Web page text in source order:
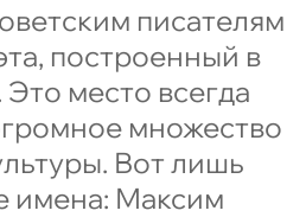
писателям
построенный в
Это место всегда
множество
Вот лишь
имена: Максим